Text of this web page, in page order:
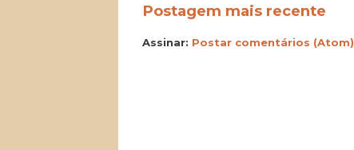
Postagem mais recente
Assinar: Postar comentários (Atom)